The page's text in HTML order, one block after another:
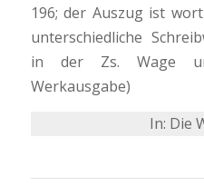
196; der Auszug ist
unterschiedliche
in der Zs. Wage
Werkausgabe)
In: Die